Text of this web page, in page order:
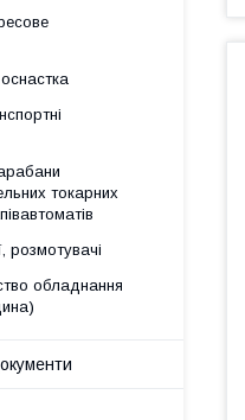
токарних
розмотувачі
обладнання